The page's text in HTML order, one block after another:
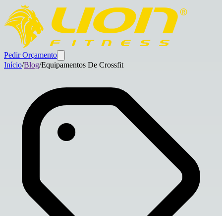
Pedir Orçamento
Início/Blog/Equipamentos De Crossfit